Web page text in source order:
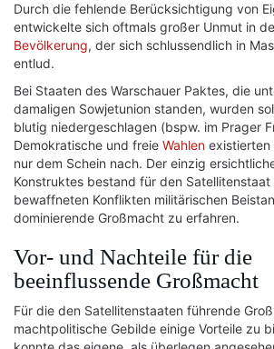
Durch die fehlende Berücksichtigung von
entwickelte sich oftmals großer Unmut in
Bevölkerung, der sich schlussendlich in
entlud.
Bei Staaten des Warschauer Paktes, die
damaligen Sowjetunion standen, wurden
blutig niedergeschlagen (bspw. im Prager
Demokratische und freie Wahlen existierten
nur dem Schein nach. Der einzig
Konstruktes bestand für den Satellitenstaat
bewaffneten Konflikten militärischen
dominierende Großmacht zu erfahren.
Vor- und Nachteile für die
beeinflussende Großmacht
Für die den Satellitenstaaten führende
machtpolitische Gebilde einige Vorteile zu